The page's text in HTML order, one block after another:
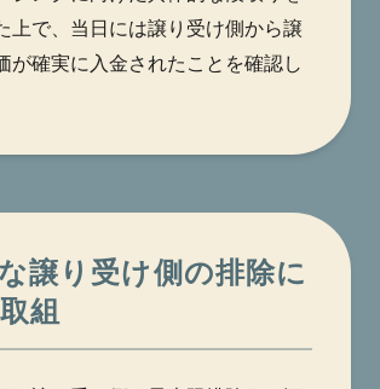
上で、当日には譲り受け側から譲
が確実に入金されたことを確認し
譲り受け側の排除に
組